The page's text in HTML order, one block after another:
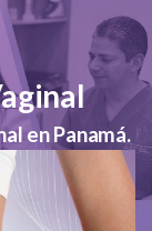
en Panamá.
de ti;
una